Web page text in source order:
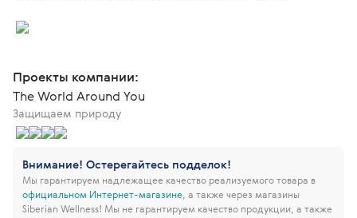
Проекты компании:
The World Around You
Защищаем природу
Внимание! Остерегайтесь подделок!
Мы гарантируем надлежащее качество реализуемого товара в
официальном Интернет-магазине , а также через магазины
Siberian Wellness! Мы не гарантируем качество продукции, а также